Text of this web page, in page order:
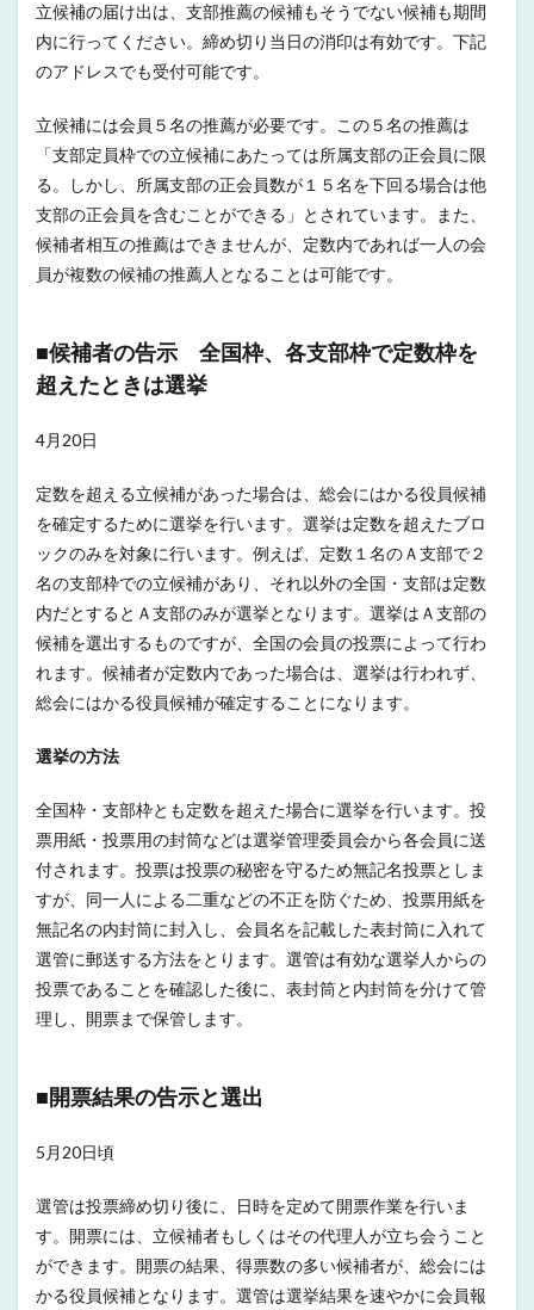
立候補の届け出は、支部推薦の候補もそうでない候補も期間
内に行ってください。締め切り当日の消印は有効です。下記
のアドレスでも受付可能です。
立候補には会員５名の推薦が必要です。この５名の推薦は
「支部定員枠での立候補にあたっては所属支部の正会員に限
る。しかし、所属支部の正会員数が１５名を下回る場合は他
支部の正会員を含むことができる」とされています。また、
候補者相互の推薦はできませんが、定数内であれば一人の会
員が複数の候補の推薦人となることは可能です。
■候補者の告示 全国枠、各支部枠で定数枠を
超えたときは選挙
4月20日
定数を超える立候補があった場合は、総会にはかる役員候補
を確定するために選挙を行います。選挙は定数を超えたブロ
ックのみを対象に行います。例えば、定数１名のＡ支部で２
名の支部枠での立候補があり、それ以外の全国・支部は定数
内だとするとＡ支部のみが選挙となります。選挙はＡ支部の
候補を選出するものですが、全国の会員の投票によって行わ
れます。候補者が定数内であった場合は、選挙は行われず、
総会にはかる役員候補が確定することになります。
選挙の方法
全国枠・支部枠とも定数を超えた場合に選挙を行います。投
票用紙・投票用の封筒などは選挙管理委員会から各会員に送
付されます。投票は投票の秘密を守るため無記名投票としま
すが、同一人による二重などの不正を防ぐため、投票用紙を
無記名の内封筒に封入し、会員名を記載した表封筒に入れて
選管に郵送する方法をとります。選管は有効な選挙人からの
投票であることを確認した後に、表封筒と内封筒を分けて管
理し、開票まで保管します。
■開票結果の告示と選出
5月20日頃
選管は投票締め切り後に、日時を定めて開票作業を行いま
す。開票には、立候補者もしくはその代理人が立ち会うこと
ができます。開票の結果、得票数の多い候補者が、総会には
かる役員候補となります。選管は選挙結果を速やかに会員報